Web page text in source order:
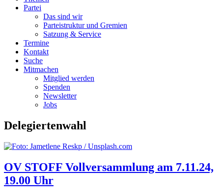
Partei
Das sind wir
Parteistruktur und Gremien
Satzung & Service
Termine
Kontakt
Suche
Mitmachen
Mitglied werden
Spenden
Newsletter
Jobs
Delegiertenwahl
OV STOFF Vollversammlung am 7.11.24,
19.00 Uhr